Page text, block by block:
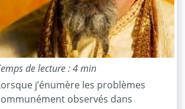
de lecture : 4 min
j’énumère les problèmes
observés dans